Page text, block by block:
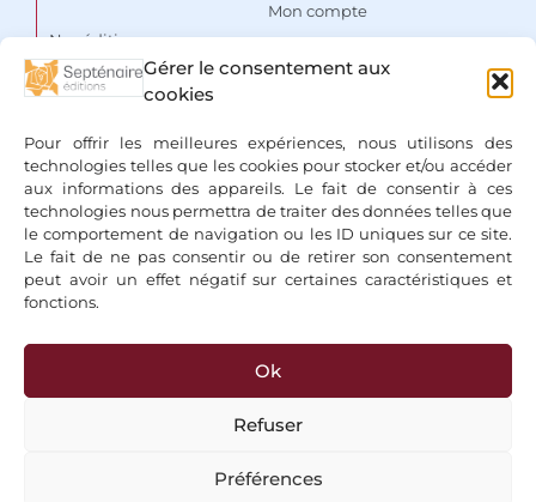
Gérer le consentement aux
cookies
Pour offrir les meilleures expériences, nous utilisons des
technologies telles que les cookies pour stocker et/ou accéder
aux informations des appareils. Le fait de consentir à ces
technologies nous permettra de traiter des données telles que
le comportement de navigation ou les ID uniques sur ce site.
Le fait de ne pas consentir ou de retirer son consentement
peut avoir un effet négatif sur certaines caractéristiques et
fonctions.
Ok
Refuser
Préférences
Nos éditions
Auteurs
Espace libraires
Nous contacter
Mon compte
Conditions Générales de
Vente
Mentions légales & Politique
de confidentialité
+ Bancontact, Klarna, Paypal